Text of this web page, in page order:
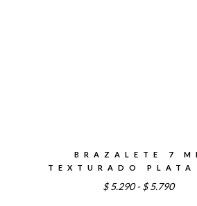
BRAZALETE 7
TEXTURADO PLATA
$ 5.290 - $ 5.790Rango